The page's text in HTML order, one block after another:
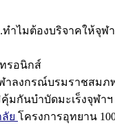
ทำไมต้องบริจาคให้จุฬ
รอนิกส์
าลงกรณ์บรมราชสมภ
มกันบำบัดมะเร็งจุฬาฯ
ย โครงการอุทยาน